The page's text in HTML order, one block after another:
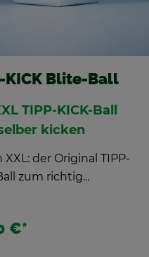
KICK Bli­te-Ball
TIPP-KICK-Ball
ki­cken
XXL: der Ori­gi­nal TIPP-
zum rich­tig...
€*